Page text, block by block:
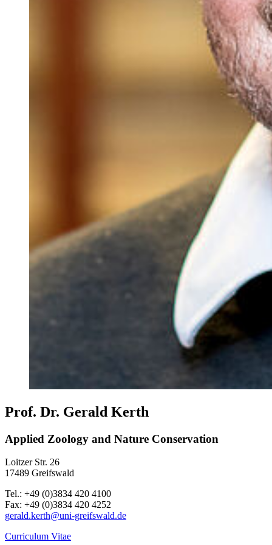
Prof. Dr. Gerald Kerth
Applied Zoology and Nature Conservation
Loitzer Str. 26
17489 Greifswald
Tel.: +49 (0)3834 420 4100
Fax: +49 (0)3834 420 4252
gerald.kerth@uni-greifswald.de
Curriculum Vitae